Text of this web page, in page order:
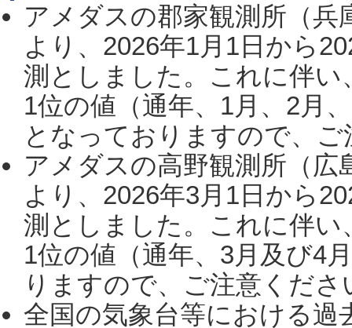
アメダスの郡家観測所（
より、2026年1月1日から
測としました。これに伴い
1位の値（通年、1月、2月
となっておりますので、
アメダスの高野観測所（
より、2026年3月1日から
測としました。これに伴い
1位の値（通年、3月及び4
りますので、ご注意くだ
全国の気象台等における過